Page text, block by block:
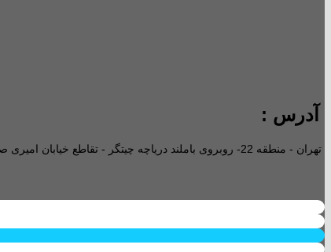
آدرس :
تهران - منطقه 22- روبروی باملند دریاچه چیتگر - تقاطع خیابان امیری صفت و خیابان دریا - پاساژ پارامیس -ورودی A تجاری -